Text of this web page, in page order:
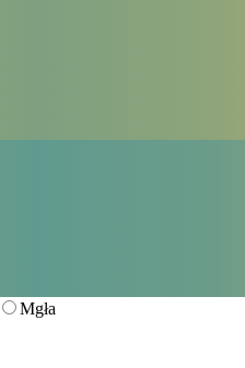
Mgła